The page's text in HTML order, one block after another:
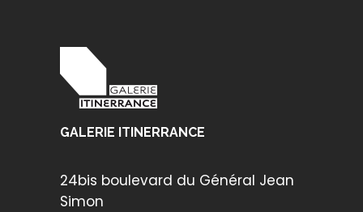
GALERIE ITINERRANCE
24bis boulevard du Général Jean
Simon